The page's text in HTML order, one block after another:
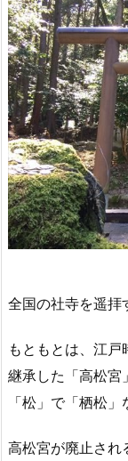
全国の社寺を遥拝
もともとは、江
継承した「高松宮
「松」で「栖松」
高松宮が廃止され